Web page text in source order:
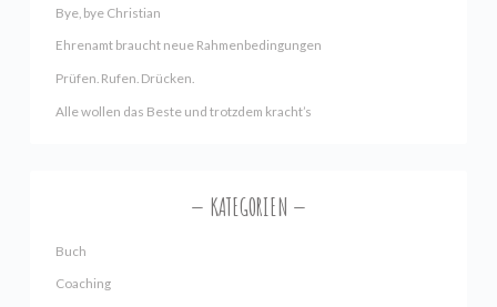
Bye, bye Christian
Ehrenamt braucht neue Rahmenbedingungen
Prüfen. Rufen. Drücken.
Alle wollen das Beste und trotzdem kracht’s
KATEGORIEN
Buch
Coaching